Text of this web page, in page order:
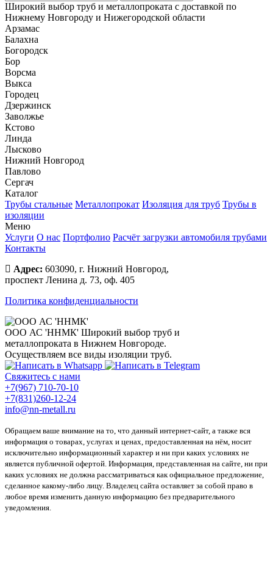
Широкий выбор труб и металлопроката с доставкой по
Нижнему Новгороду и Нижегородской области
Арзамас
Балахна
Богородск
Бор
Ворсма
Выкса
Городец
Дзержинск
Заволжье
Кстово
Линда
Лысково
Нижний Новгород
Павлово
Сергач
Каталог
Трубы стальные Металлопрокат Изоляция для труб Трубы в
изоляции
Меню
Услуги О нас Портфолио Расчёт загрузки автомобиля трубами
Контакты
Адрес: 603090, г. Нижний Новгород,
проспект Ленина д. 73, оф. 405
Политика конфиденциальности
ООО АС 'ННМК' Широкий выбор труб и
металлопроката в Нижнем Новгороде.
Осуществляем все виды изоляции труб.
Свяжитесь с нами
+7(967) 710-70-10
+7(831)260-12-24
info@nn-metall.ru
Обращаем ваше внимание на то, что данный интернет-сайт, а также вся
информация о товарах, услугах и ценах, предоставленная на нём, носит
исключительно информационный характер и ни при каких условиях не
является публичной офертой. Информация, представленная на сайте, ни при
каких условиях не должна рассматриваться как официальное предложение,
сделанное какому-либо лицу. Владелец сайта оставляет за собой право в
любое время изменить данную информацию без предварительного
уведомления.